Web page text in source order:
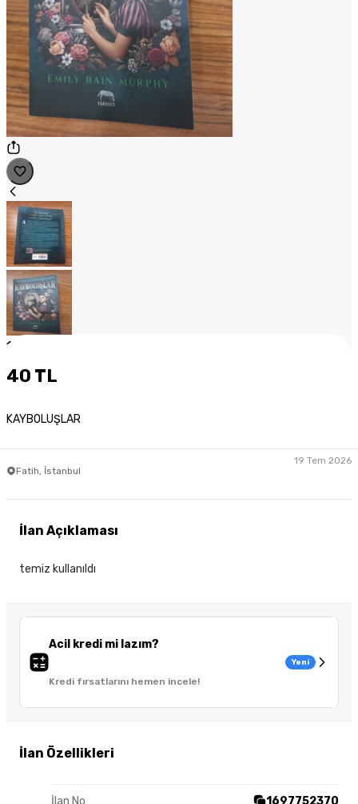
1
40 TL
KAYBOLUŞLAR
Fatih, İstanbul
19 Tem 2026
Acil kredi mi lazım?
Kredi fırsatlarını hemen incele!
Yeni
İlan Özellikleri
İlan No 1697752370
İlan Açıklaması
temiz kullanıldı